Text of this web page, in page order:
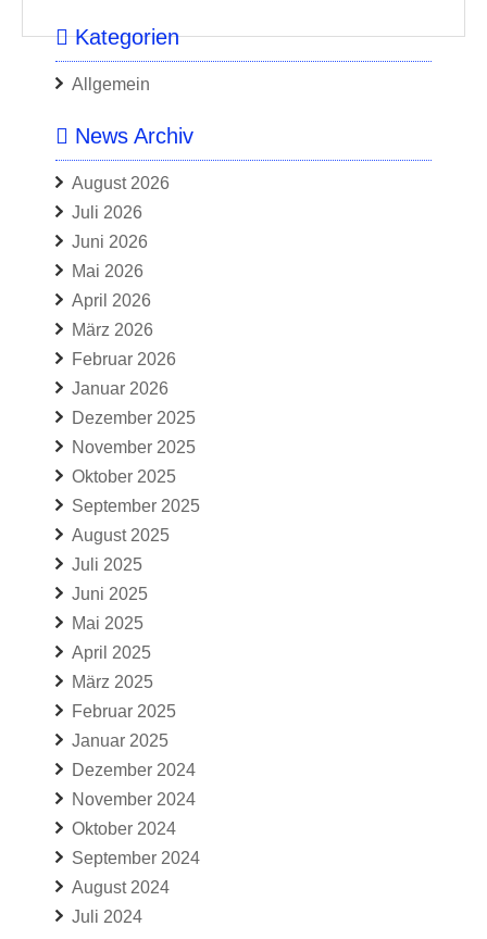
Kategorien
Allgemein
News Archiv
August 2026
Juli 2026
Juni 2026
Mai 2026
April 2026
März 2026
Februar 2026
Januar 2026
Dezember 2025
November 2025
Oktober 2025
September 2025
August 2025
Juli 2025
Juni 2025
Mai 2025
April 2025
März 2025
Februar 2025
Januar 2025
Dezember 2024
November 2024
Oktober 2024
September 2024
August 2024
Juli 2024